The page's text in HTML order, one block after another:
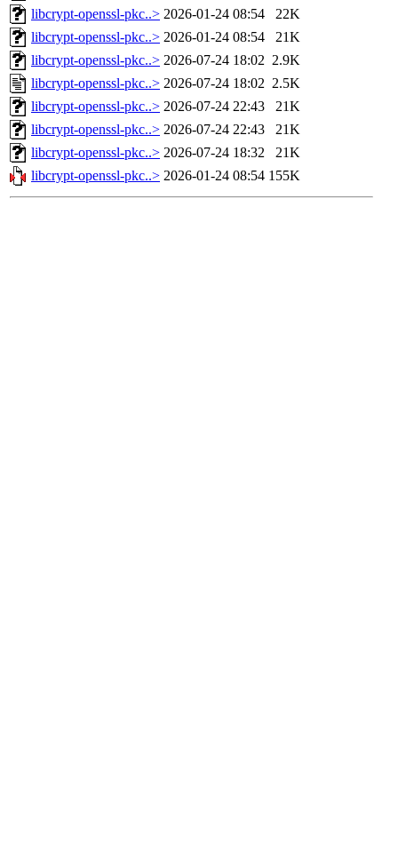
libcrypt-openssl-pkc..> 2026-01-24 08:54
22K
libcrypt-openssl-pkc..> 2026-01-24 08:54
21K
libcrypt-openssl-pkc..> 2026-07-24 18:02 2.9K
libcrypt-openssl-pkc..> 2026-07-24 18:02 2.5K
libcrypt-openssl-pkc..> 2026-07-24 22:43
21K
libcrypt-openssl-pkc..> 2026-07-24 22:43
21K
libcrypt-openssl-pkc..> 2026-07-24 18:32
21K
libcrypt-openssl-pkc..> 2026-01-24 08:54 155K